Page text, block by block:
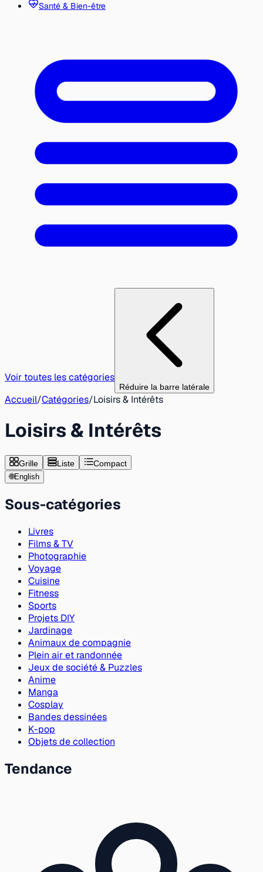
Santé & Bien-être
Voir toutes les catégories
Réduire la barre latérale
Accueil/Catégories/Loisirs & Intérêts
Loisirs & Intérêts
Grille Liste Compact
🌐English
Sous-catégories
Livres
Films & TV
Photographie
Voyage
Cuisine
Fitness
Sports
Projets DIY
Jardinage
Animaux de compagnie
Plein air et randonnée
Jeux de société & Puzzles
Anime
Manga
Cosplay
Bandes dessinées
K-pop
Objets de collection
Tendance